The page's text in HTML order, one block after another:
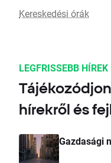
Kereskedési órák
LEGFRISSEBB HÍREK
hírekről és
Gazdasági